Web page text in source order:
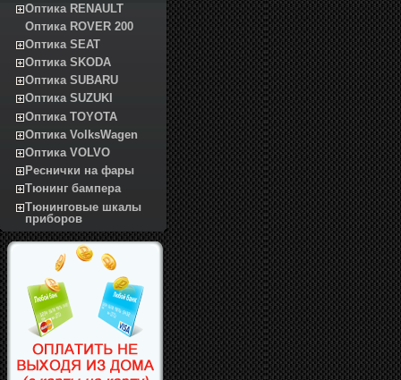
Оптика RENAULT
Оптика ROVER 200
Оптика SEAT
Оптика SKODA
Оптика SUBARU
Оптика SUZUKI
Оптика TOYOTA
Оптика VolksWagen
Оптика VOLVO
Реснички на фары
Тюнинг бампера
Тюнинговые шкалы
приборов